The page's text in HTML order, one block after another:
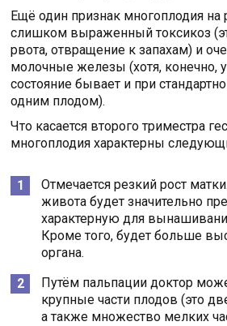
Ещё один признак многоплодия на
слишком выраженный токсикоз
рвота, отвращение к запахам) и
молочные железы (хотя, конечно,
состояние бывает и при
одним плодом).
Что касается второго триместра
многоплодия характерны
Отмечается резкий рост
живота будет значительно
характерную для
Кроме того, будет больше
органа.
Путём пальпации доктор
крупные части плодов (это
а также множество мелких